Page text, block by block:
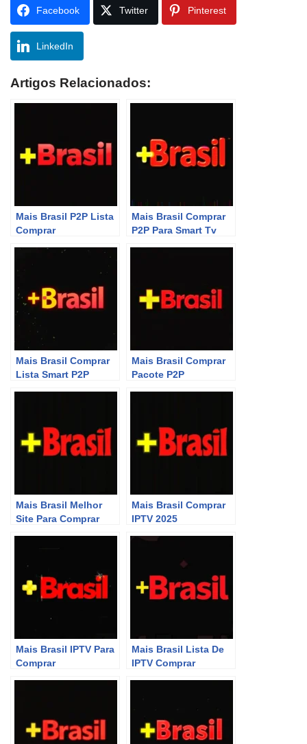
Facebook Twitter Pinterest
LinkedIn
Artigos Relacionados:
Mais Brasil P2P Lista
Comprar
Mais Brasil Comprar
P2P Para Smart Tv
Mais Brasil Comprar
Lista Smart P2P
Mais Brasil Comprar
Pacote P2P
Mais Brasil Melhor
Site Para Comprar
Mais Brasil Comprar
IPTV 2025
Mais Brasil IPTV Para
Comprar
Mais Brasil Lista De
IPTV Comprar